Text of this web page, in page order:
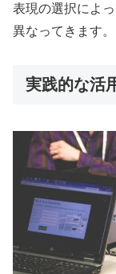
表現の選択によ
異なってきます。
実践的な活